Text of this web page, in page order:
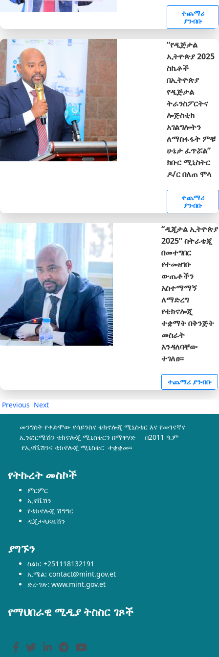
ተጨማሪ
ያንብቡ
“የዲጅታል
ኢትዮጵያ 2025
ስኬቶች
በኢትዮጵያ
የዲጅታል
ትራንስፖርትና
ሎጅስቲክ
አገልግሎትን
ለማስፋፋት ምቹ
ሁኔታ ፈጥሯል”
ክቡር ሚኒስትር
ዶ/ር በለጠ ሞላ
ተጨማሪ
ያንብቡ
“ዲጂታል ኢትዮጵያ
2025” ስትራቴጂ
በመተግበር
የተመዘገቡ
ውጤቶችን
አስተማማኝ
ለማድረግ
የቴክኖሎጂ
ተቋማት በቅንጅት
መስራት
እንዳለባቸው
ተገለፀ፡፡
ተጨማሪ ያንብቡ
Previous Next
መንግስት የቀድሞው የሳይንስና ቴክኖሎጂ ሚኒስቴር እና የመገናኛና
ኢንፎርሜሽን ቴክኖሎጂ ሚኒስቴርን በማዋሃድ በ2011 ዓ.ም
የኢኖቬሽንና ቴክኖሎጂ ሚኒስቴር ተቋቋመ፡፡
የትኩረት መስኮች
ምርምር
ኢኖቬሽን
የቴክኖሎጂ ሽግግር
ዲጂታላይዜሽን
ያግኙን
ስልክ: +251118132191
ኢሜል: contact@mint.gov.et
ድረ-ገጽ: www.mint.gov.et
የማህበራዊ ሚዲያ ትስስር ገጾች